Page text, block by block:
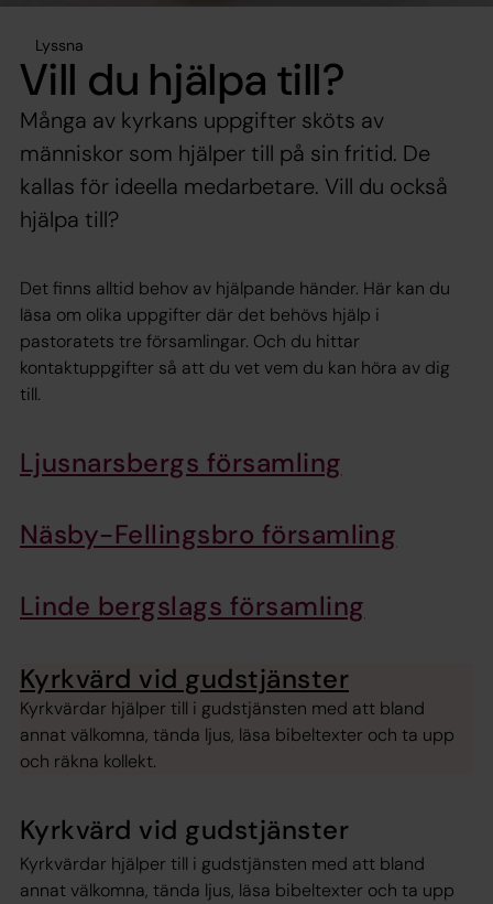
Lyssna
Vill du hjälpa till?
Många av kyrkans uppgifter sköts av
människor som hjälper till på sin fritid. De
kallas för ideella medarbetare. Vill du också
hjälpa till?
Det finns alltid behov av hjälpande händer. Här kan du
läsa om olika uppgifter där det behövs hjälp i
pastoratets tre församlingar. Och du hittar
kontaktuppgifter så att du vet vem du kan höra av dig
till.
Ljusnarsbergs församling
Näsby-Fellingsbro församling
Linde bergslags församling
Kyrkvärd vid gudstjänster
Kyrkvärdar hjälper till i gudstjänsten med att bland
annat välkomna, tända ljus, läsa bibeltexter och ta upp
och räkna kollekt.
Kyrkvärd vid gudstjänster
Kyrkvärdar hjälper till i gudstjänsten med att bland
annat välkomna, tända ljus, läsa bibeltexter och ta upp